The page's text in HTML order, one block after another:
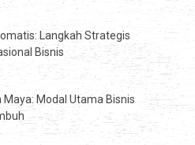
Langkah Strategis
Bisnis
Maya: Modal Utama Bisnis